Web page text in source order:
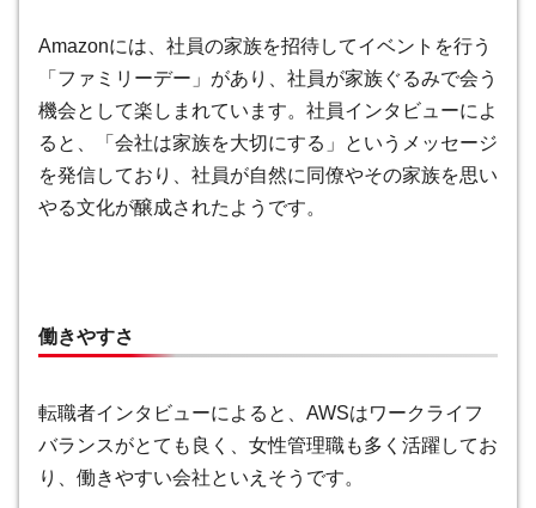
Amazonには、社員の家族を招待してイベントを行う
「ファミリーデー」があり、社員が家族ぐるみで会う
機会として楽しまれています。社員インタビューによ
ると、「会社は家族を大切にする」というメッセージ
を発信しており、社員が自然に同僚やその家族を思い
やる文化が醸成されたようです。
働きやすさ
転職者インタビューによると、AWSはワークライフ
バランスがとても良く、女性管理職も多く活躍してお
り、働きやすい会社といえそうです。